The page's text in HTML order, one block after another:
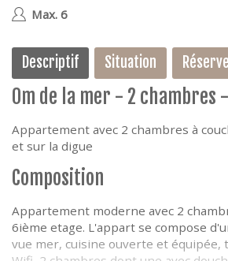
5 Max. 6
Descriptif Situation
0m de la mer - 2 chambres
Appartement avec 2 chambres à
et sur la digue
Composition
Appartement moderne avec 2
6ième etage. L'appart se compose
vue mer, cuisine ouverte et équipée,